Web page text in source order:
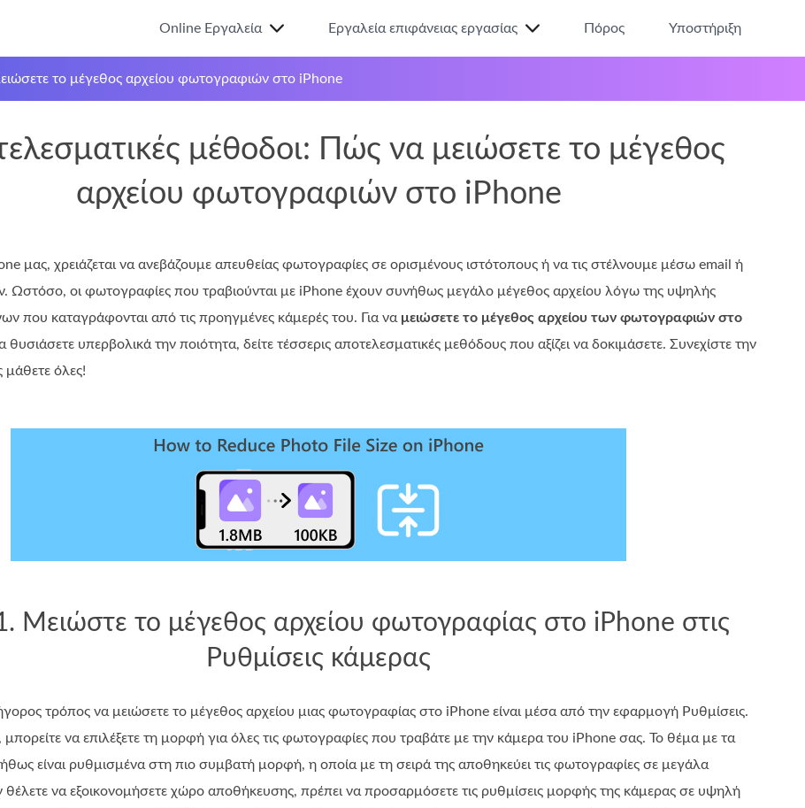
Online Εργαλεία Εργαλεία επιφάνειας εργασίας Πόρος Υποστήριξη
το μέγεθος αρχείου φωτογραφιών στο iPhone
μέθοδοι: Πώς να μειώσετε το μέγεθος
αρχείου φωτογραφιών στο iPhone
μας, χρειάζεται να ανεβάζουμε απευθείας φωτογραφίες σε ορισμένους ιστότοπους ή να τις στέλνουμε μέσω email ή
οι φωτογραφίες που τραβιούνται με iPhone έχουν συνήθως μεγάλο μέγεθος αρχείου λόγω της υψηλής
που καταγράφονται από τις προηγμένες κάμερές του. Για να μειώσετε το μέγεθος αρχείου των φωτογραφιών στο
θυσιάσετε υπερβολικά την ποιότητα, δείτε τέσσερις αποτελεσματικές μεθόδους που αξίζει να δοκιμάσετε. Συνεχίστε την
μάθετε όλες!
Μειώστε το μέγεθος αρχείου φωτογραφίας στο iPhone στις
Ρυθμίσεις κάμερας
τρόπος να μειώσετε το μέγεθος αρχείου μιας φωτογραφίας στο iPhone είναι μέσα από την εφαρμογή Ρυθμίσεις.
να επιλέξετε τη μορφή για όλες τις φωτογραφίες που τραβάτε με την κάμερα του iPhone σας. Το θέμα με τα
είναι ρυθμισμένα στη πιο συμβατή μορφή, η οποία με τη σειρά της αποθηκεύει τις φωτογραφίες σε μεγάλα
να εξοικονομήσετε χώρο αποθήκευσης, πρέπει να προσαρμόσετε τις ρυθμίσεις μορφής της κάμερας σε υψηλή